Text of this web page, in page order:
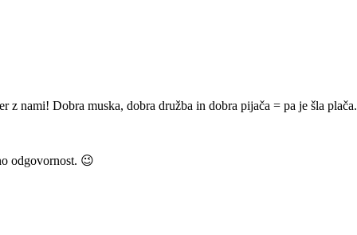
z nami! Dobra muska, dobra družba in dobra pijača = pa je šla plača.
odgovornost. 😉